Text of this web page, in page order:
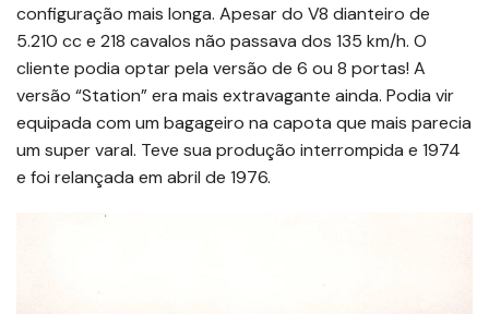
configuração mais longa. Apesar do V8 dianteiro de
5.210 cc e 218 cavalos não passava dos 135 km/h. O
cliente podia optar pela versão de 6 ou 8 portas! A
versão “Station” era mais extravagante ainda. Podia vir
equipada com um bagageiro na capota que mais parecia
um super varal. Teve sua produção interrompida e 1974
e foi relançada em abril de 1976.